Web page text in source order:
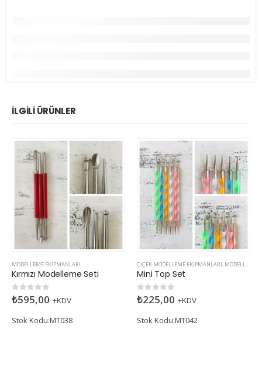
İLGILI ÜRÜNLER
MODELLEME EKIPMANLARI
Kırmızı Modelleme Seti
05 üzerinden
₺595,00 +KDV
Stok Kodu:MT038
ÇIÇEK MODELLEME EKIPMANLARI, MODELLEME EKIPMANLARI
Mini Top Set
05 üzerinden
₺225,00 +KDV
Stok Kodu:MT042